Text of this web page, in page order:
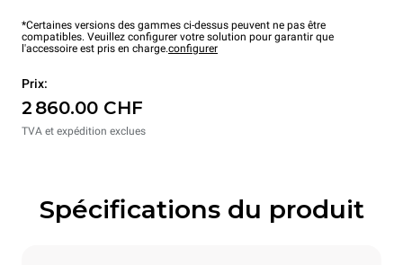
*Certaines versions des gammes ci-dessus peuvent ne pas être
compatibles. Veuillez configurer votre solution pour garantir que
l'accessoire est pris en charge.configurer
Prix:
2 860.00 CHF
TVA et expédition exclues
Spécifications du produit